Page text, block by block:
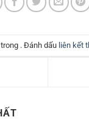
. Đánh dấu liên kết